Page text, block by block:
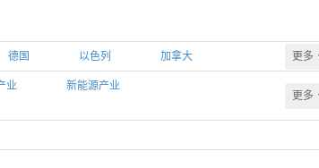
德国 以色列 加拿大 更多
业
新能源产业
更多